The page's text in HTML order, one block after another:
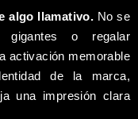
algo llamativo. No se
o regalar
activación memorable
de la marca,
una impresión clara